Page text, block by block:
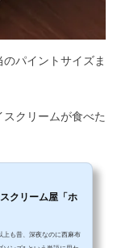
パイントサイズま
クリームが食べた
クリーム屋「ホ
上も昔、深夜なのに西麻布